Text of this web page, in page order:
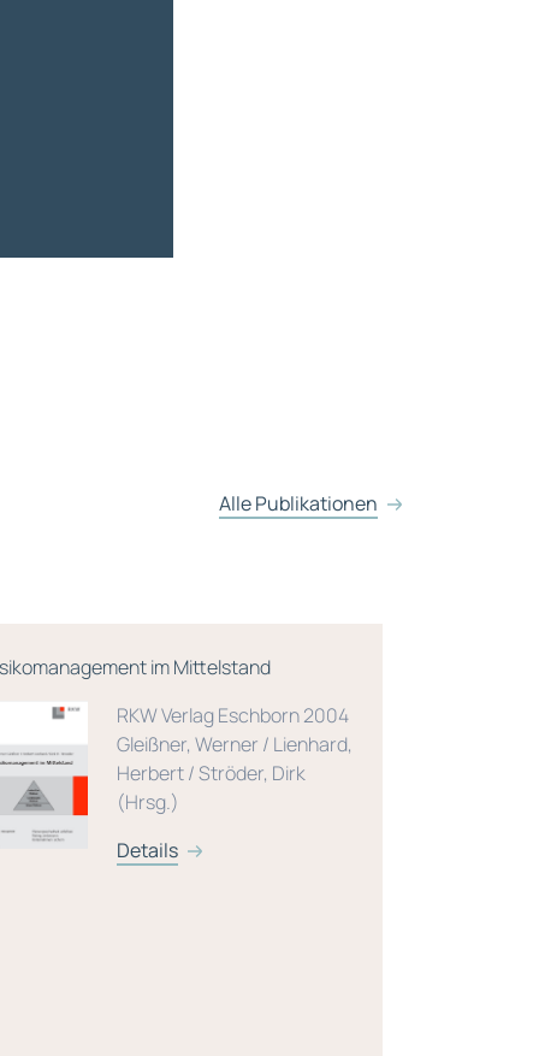
Alle Publikationen
im Mittelstand
RKW Verlag Eschborn 2004
Gleißner, Werner / Lienhard,
Herbert / Ströder, Dirk
(Hrsg.)
Details